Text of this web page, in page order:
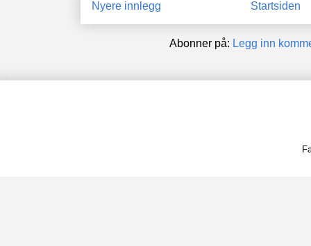
Nyere innlegg Startsiden
Abonner på: Legg inn